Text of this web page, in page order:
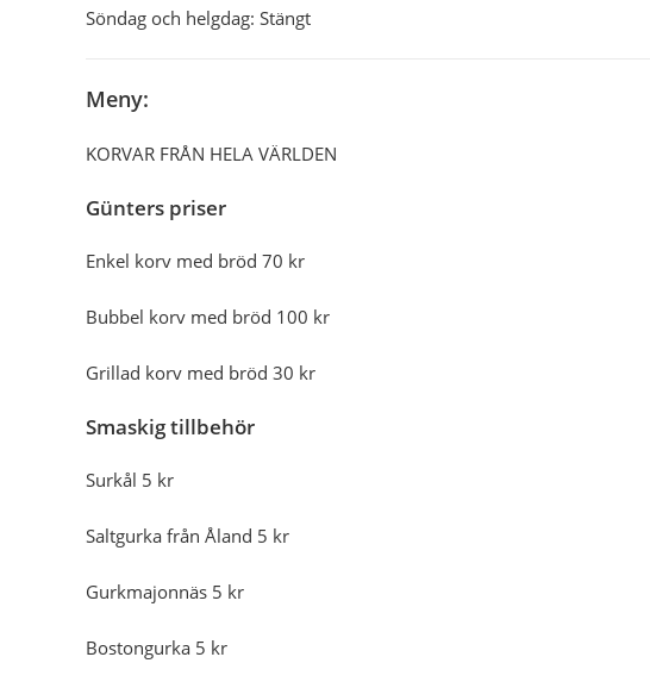
Söndag och helgdag: Stängt
Meny:
KORVAR FRÅN HELA VÄRLDEN
Günters priser
Enkel korv med bröd 70 kr
Bubbel korv med bröd 100 kr
Grillad korv med bröd 30 kr
Smaskig tillbehör
Surkål 5 kr
Saltgurka från Åland 5 kr
Gurkmajonnäs 5 kr
Bostongurka 5 kr